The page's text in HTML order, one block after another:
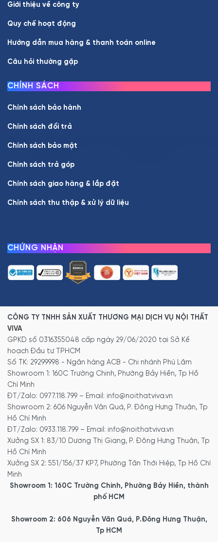
Giới thiệu về công ty
Quy chế hoạt động
Hướng dẫn mua hàng & thanh toán online
Câu hỏi thường gặp
CHÍNH SÁCH
Chính sách bảo hành
Chính sách đổi trả
Chính sách bảo mật
Chính sách trả góp
Chính sách giao hàng & lắp đặt
Chính sách thu thập & xử lý dữ liệu
CHỨNG NHẬN
CÔNG TY TNHH SẢN XUẤT THƯƠNG MẠI DỊCH VỤ NỘI THẤT
VIVA
GPKD số 0316355048 cấp ngày 29/06/2020 tại Sở Kế
hoạch Đầu tư TPHCM
Số TK: 29299998 - Ngân hàng ACB - Chi nhánh Phú Lâm
Showroom 1: 160C Trường Chinh, Phường Bảy Hiền, Tp Hồ
Chí Minh
ĐT/Zalo: 0977.118.799 – Email: info@noithatviva.vn
Showroom 2: 606 Nguyễn Văn Quá, P. Đông Hưng Thuận, Tp
Hồ Chí Minh
ĐT/Zalo: 0933.118.799 – Email: info@noithatviva.vn
Xưởng SX 1: 83/10 Dương Thị Giang, P. Đông Hưng Thuận, Tp
Hồ Chí Minh
Xưởng SX 2: 551/156/37 KP7, Phường Tân Thới Hiệp, Tp Hồ Chí
Minh
Showroom 1: 160C Trường Chinh, Phường Bảy Hiền, thành
phố HCM
Showroom 2: 606 Nguyễn Văn Quá, P.Đông Hưng Thuận,
Tp HCM